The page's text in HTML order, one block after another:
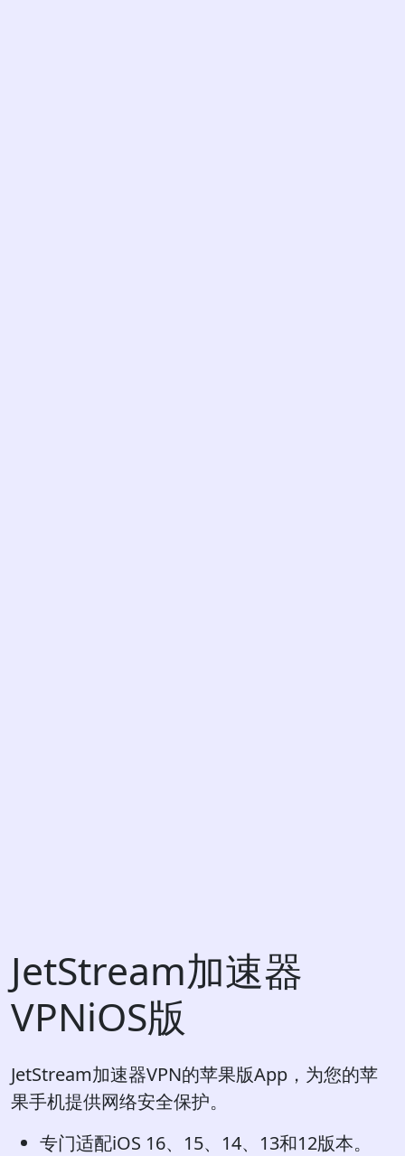
JetStream加速器
VPNiOS版
JetStream加速器VPN的苹果版App，为您的苹
果手机提供网络安全保护。
专门适配iOS 16、15、14、13和12版本。